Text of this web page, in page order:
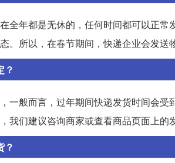
全年都是无休的，任何时间都可以正
。所以，在春节期间，快递企业会发送
？
一般而言，过年期间快递发货时间会
我们建议咨询商家或查看商品页面上的
？